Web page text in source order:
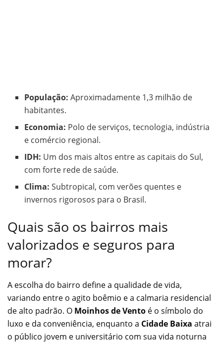
População: Aproximadamente 1,3 milhão de
habitantes.
Economia: Polo de serviços, tecnologia, indústria
e comércio regional.
IDH: Um dos mais altos entre as capitais do Sul,
com forte rede de saúde.
Clima: Subtropical, com verões quentes e
invernos rigorosos para o Brasil.
Quais são os bairros mais
valorizados e seguros para
morar?
A escolha do bairro define a qualidade de vida,
variando entre o agito boêmio e a calmaria residencial
de alto padrão. O Moinhos de Vento é o símbolo do
luxo e da conveniência, enquanto a Cidade Baixa atrai
o público jovem e universitário com sua vida noturna